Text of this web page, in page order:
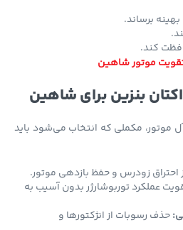
شاهین
بنزین برای شاهین
مکملی که انتخاب می‌شود باید
زودرس و حفظ بازدهی موتور.
توربوشارژر بدون آسیب به
رسوبات از انژکتورها و